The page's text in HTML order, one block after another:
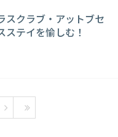
スクラブ・アットブセ
テイを愉しむ！